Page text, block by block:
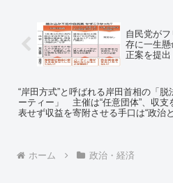
自民党が
存に一生
正案を提
“岸田方式”と呼ばれる岸田首相の「脱
ーティー」 主催は“任意団体”、収支
表せず収益を寄附させる手口は“政治
ホーム 政治・経済